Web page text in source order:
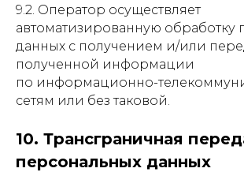
9.2. Оператор осуществляет
автоматизированную обработку
данных с получением и/или
полученной информации
по информационно-
сетям или без таковой.
10. Трансграничная
персональных данных